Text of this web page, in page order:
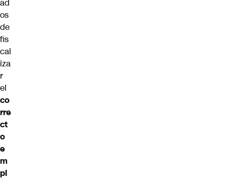
ad
os
de
fis
cal
iza
r
el
co
rre
ct
o
e
m
pl